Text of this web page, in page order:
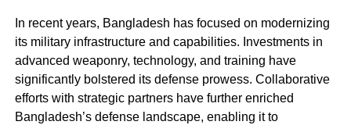
In recent years, Bangladesh has focused on modernizing
its military infrastructure and capabilities. Investments in
advanced weaponry, technology, and training have
significantly bolstered its defense prowess. Collaborative
efforts with strategic partners have further enriched
Bangladesh’s defense landscape, enabling it to